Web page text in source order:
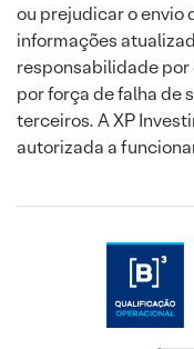
ou prejudicar o envio
informações
responsabilidade por
por força de falha de
terceiros. A XP
autorizada a